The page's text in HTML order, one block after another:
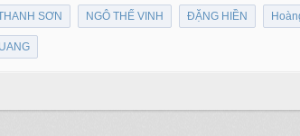
SƠN NGÔ THẾ VINH ĐẶNG HIỀN